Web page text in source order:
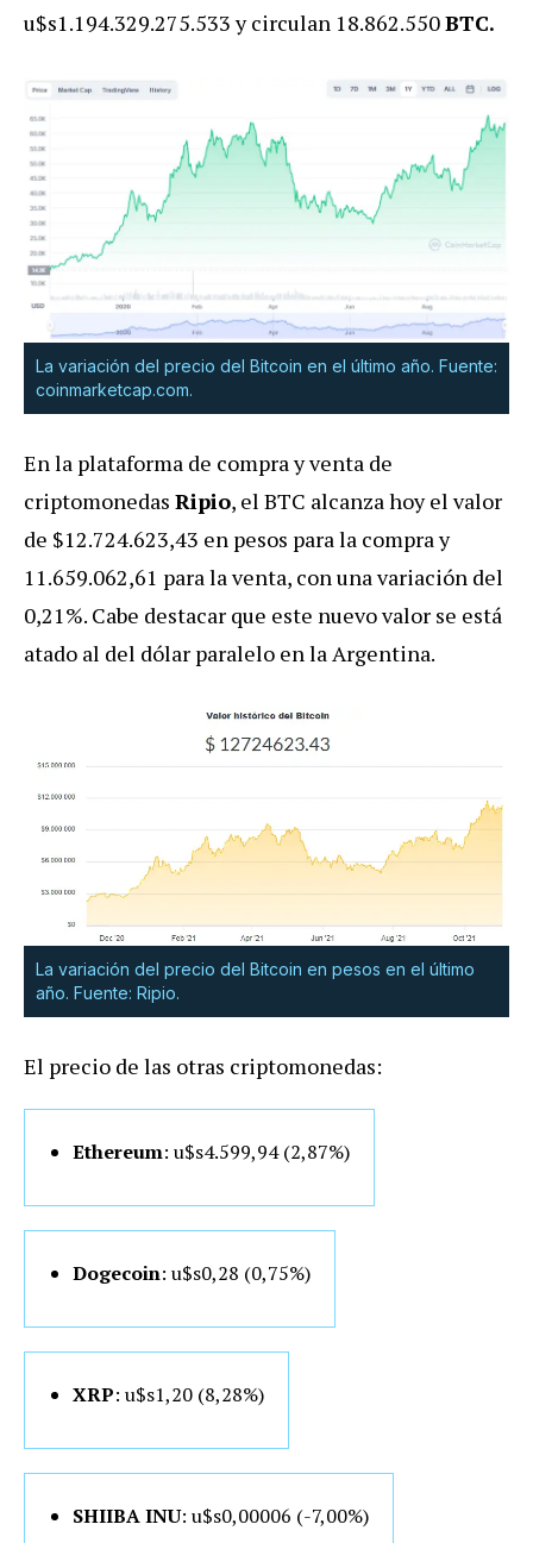
u$s1.194.329.275.533 y circulan 18.862.550BTC.
La variación del precio del Bitcoin en el último año. Fuente:
coinmarketcap.com.
En la plataforma de compra y venta de
criptomonedas Ripio, el BTC alcanza hoy el valor
de $12.724.623,43 en pesos para la compra y
11.659.062,61 para la venta, con una variación del
0,21%. Cabe destacar que este nuevo valor se está
atado al del dólar paralelo en la Argentina.
La variación del precio del Bitcoin en pesos en el último
año. Fuente: Ripio.
El precio de las otras criptomonedas:
Ethereum: u$s4.599,94 (2,87%)
Dogecoin: u$s0,28 (0,75%)
XRP: u$s1,20 (8,28%)
SHIIBA INU: u$s0,00006 (-7,00%)